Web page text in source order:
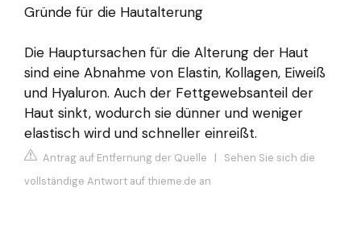
Gründe für die Hautalterung
Die Hauptursachen für die Alterung der Haut
sind eine Abnahme von Elastin, Kollagen, Eiweiß
und Hyaluron. Auch der Fettgewebsanteil der
Haut sinkt, wodurch sie dünner und weniger
elastisch wird und schneller einreißt.
Antrag auf Entfernung der Quelle | Sehen Sie sich die
vollständige Antwort auf thieme.de an